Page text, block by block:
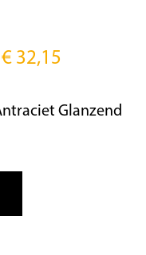
€ 32,15
Glanzend